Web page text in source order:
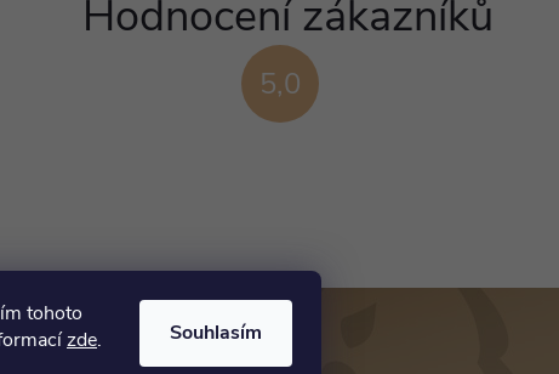
tohoto
zde. Souhlasím
5,0
Hodnocení zákazníků